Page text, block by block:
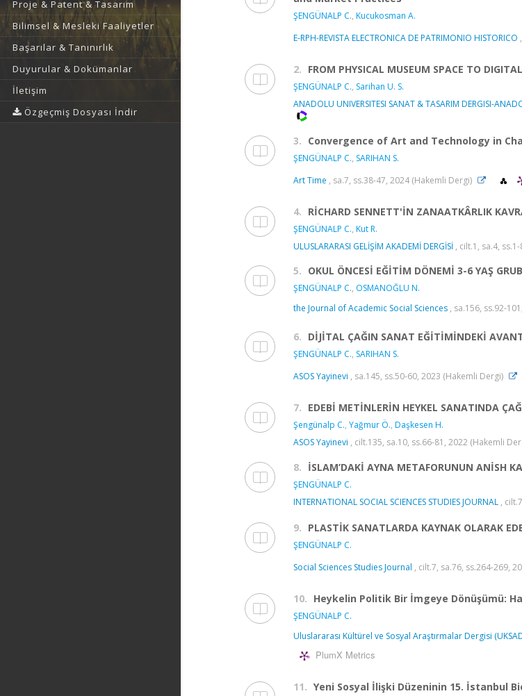
Proje & Patent & Tasarım
Bilimsel & Mesleki Faaliyetler
Başarılar & Tanınırlık
Duyurular & Dokümanlar
İletişim
Özgeçmiş Dosyası İndir
ŞENGÜNALP C., Kucukosman A.
E-RPH-REVISTA ELECTRONICA DE PATRIMONIO HISTORICO
2. FROM PHYSICAL MUSEUM SPACE TO
ŞENGÜNALP C., Sarihan U. S.
ANADOLU UNIVERSITESI SANAT & TASARIM DERGISI-
3. Convergence of Art and Technology in
ŞENGÜNALP C., SARIHAN S.
Art Time , sa.7, ss.38-47, 2024 (Hakemli Dergi)
4. RİCHARD SENNETT'İN ZANAATKÂRLIK
ŞENGÜNALP C., Kut R.
ULUSLARARASI GELİŞİM AKADEMİ DERGİSİ , cilt.1, sa.4,
5. OKUL ÖNCESİ EĞİTİM DÖNEMİ 3-6 YAŞ
ŞENGÜNALP C., OSMANOĞLU N.
the Journal of Academic Social Sciences , sa.156, ss.92-
6. DİJİTAL ÇAĞIN SANAT EĞİTİMİNDEKİ
ŞENGÜNALP C., SARIHAN S.
ASOS Yayinevi , sa.145, ss.50-60, 2023 (Hakemli Dergi)
7. EDEBİ METİNLERİN HEYKEL SANATINDA
Şengünalp C., Yağmur Ö., Daşkesen H.
ASOS Yayinevi , cilt.135, sa.10, ss.66-81, 2022 (Hakemli
8. İSLAM’DAKİ AYNA METAFORUNUN ANİSH
ŞENGÜNALP C.
INTERNATIONAL SOCIAL SCIENCES STUDIES JOURNAL ,
9. PLASTİK SANATLARDA KAYNAK OLARAK
ŞENGÜNALP C.
Social Sciences Studies Journal , cilt.7, sa.76, ss.264-269,
10. Heykelin Politik Bir İmgeye Dönüşümü:
ŞENGÜNALP C.
Uluslararası Kültürel ve Sosyal Araştırmalar Dergisi
PlumX Metrics
11. Yeni Sosyal İlişki Düzeninin 15. İstanbul